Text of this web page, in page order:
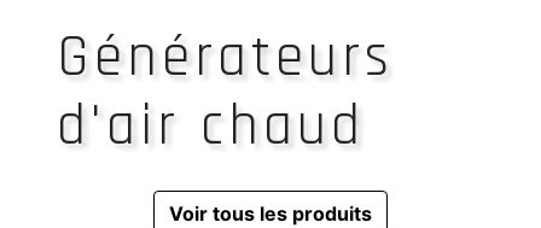
Générateurs
d'air chaud
Voir tous les produits